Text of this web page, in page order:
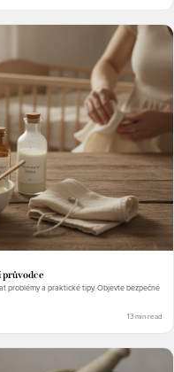
problémy a praktické tipy. Objevte bezpečné
13 min read